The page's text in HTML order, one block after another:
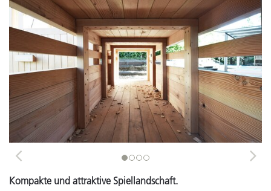
Previous Next
Kompakte und attraktive Spiellandschaft.